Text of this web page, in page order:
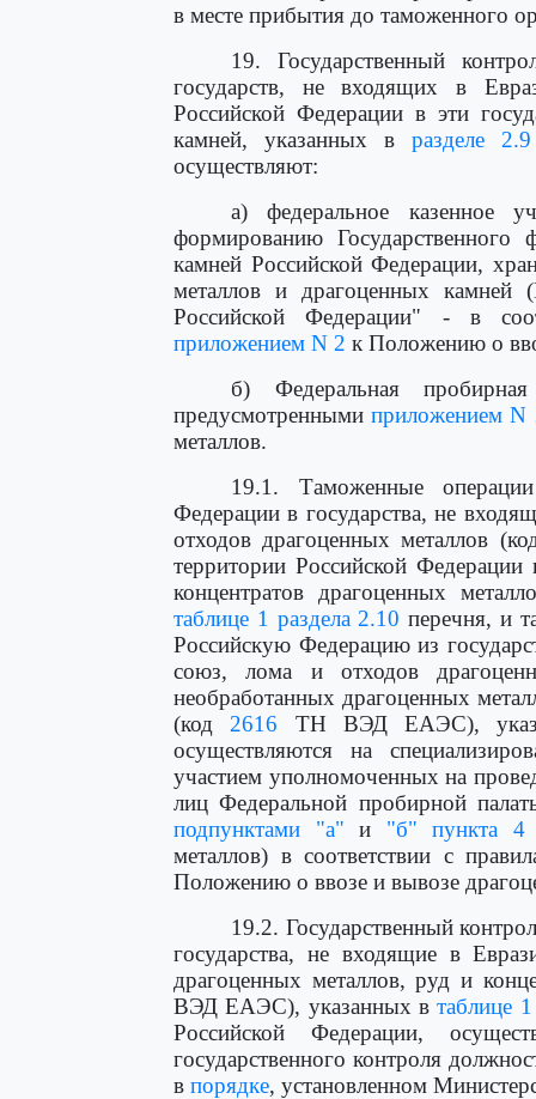
в месте прибытия до таможенного
19. Государственный
государств, не входящих в
Российской Федерации в эти
камней, указанных в разделе 2.9
осуществляют:
а) федеральное казенное
формированию
камней Российской Федерации,
металлов и драгоценных камней
Российской Федерации" - в
приложением N 2 к Положению о
б) Федеральная
предусмотреннымиприложением N
металлов.
19.1. Таможенные
Федерации в государства, не
отходов драгоценных металлов
территории Российской
концентратов драгоценных
таблице 1 раздела 2.10 перечня, и
Российскую Федерацию из
союз, лома и отходов
необработанных драгоценных
(код 2616 ТН ВЭД ЕАЭС),
осуществляются на
участием уполномоченных на
лиц Федеральной пробирной
подпунктами "а" и "б" пункта 4
металлов) в соответствии с
Положению о ввозе и вывозе
19.2. Государственный
государства, не входящие в
драгоценных металлов, руд и
ВЭД ЕАЭС), указанных втаблице
Российской Федерации,
государственного контроля
в порядке, установленном